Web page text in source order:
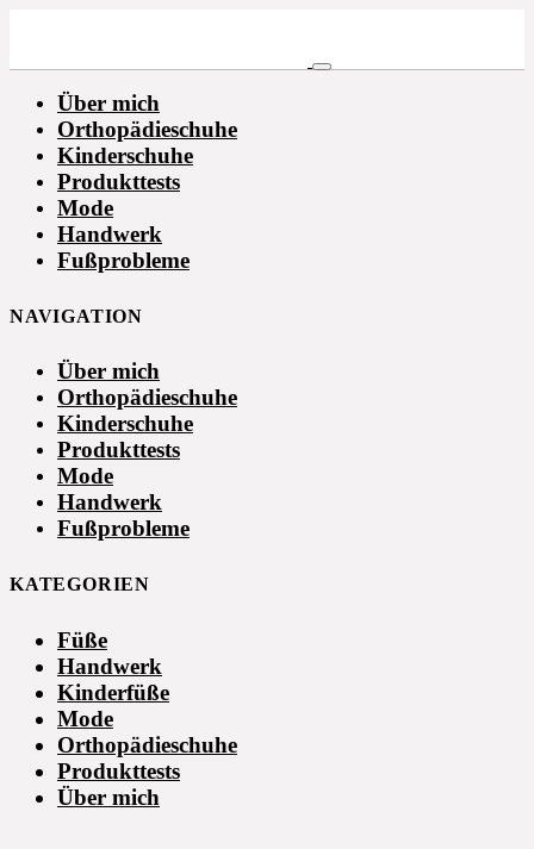
Über mich
Orthopädieschuhe
Kinderschuhe
Produkttests
Mode
Handwerk
Fußprobleme
NAVIGATION
Über mich
Orthopädieschuhe
Kinderschuhe
Produkttests
Mode
Handwerk
Fußprobleme
KATEGORIEN
Füße
Handwerk
Kinderfüße
Mode
Orthopädieschuhe
Produkttests
Über mich